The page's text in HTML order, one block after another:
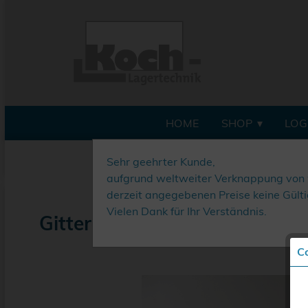
Sehr geehrter Kunde,
aufgrund weltweiter Verknappung
derzeit angegebenen Preise keine
Vielen Dank für Ihr Verständnis.
HOME SHOP
Gitter-Bulli-Export